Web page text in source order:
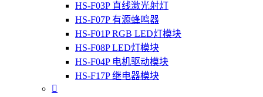
HS-F03P 直线激光射灯
HS-F07P 有源蜂鸣器
HS-F01P RGB LED灯模块
HS-F08P LED灯模块
HS-F04P 电机驱动模块
HS-F17P 继电器模块
